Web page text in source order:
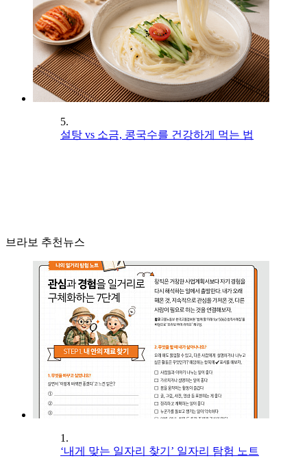
5.
설탕 vs 소금, 콩국수를 건강하게 먹는 법
브라보 추천뉴스
1.
‘내게 맞는 일자리 찾기’ 일자리 탐험 노트